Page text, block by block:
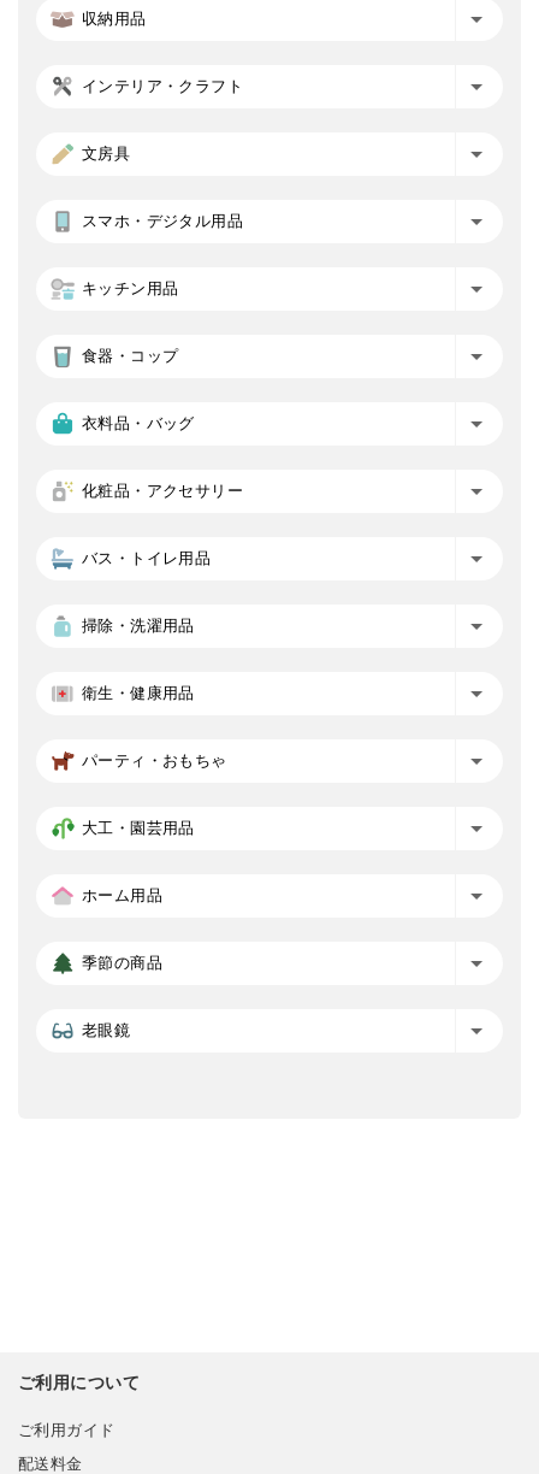
収納用品
インテリア・クラフト
文房具
スマホ・デジタル用品
キッチン用品
食器・コップ
衣料品・バッグ
化粧品・アクセサリー
バス・トイレ用品
掃除・洗濯用品
衛生・健康用品
パーティ・おもちゃ
大工・園芸用品
ホーム用品
季節の商品
老眼鏡
ご利用について
ご利用ガイド
配送料金